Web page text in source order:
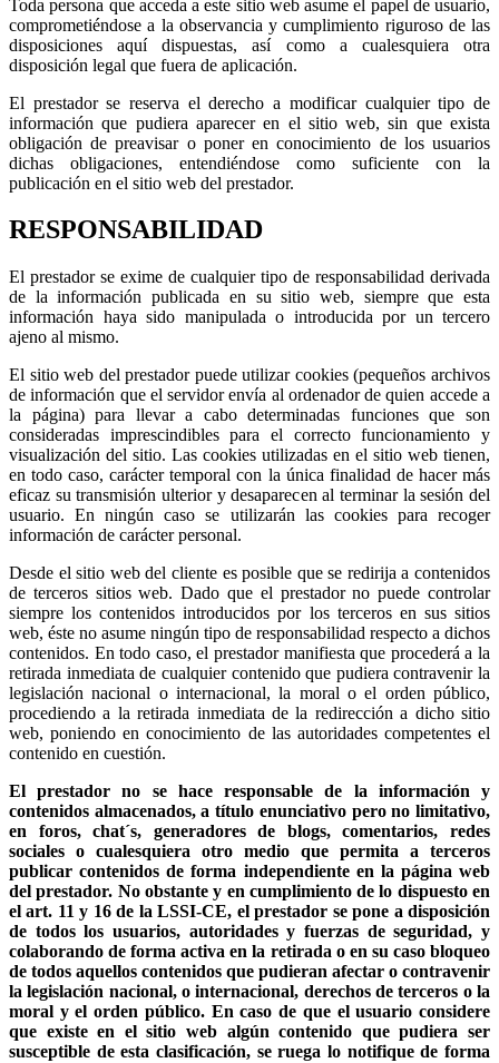
Toda persona que acceda a este sitio web asume el papel de usuario,
comprometiéndose a la observancia y cumplimiento riguroso de las
disposiciones aquí dispuestas, así como a cualesquiera otra
disposición legal que fuera de aplicación.
El prestador se reserva el derecho a modificar cualquier tipo de
información que pudiera aparecer en el sitio web, sin que exista
obligación de preavisar o poner en conocimiento de los usuarios
dichas obligaciones, entendiéndose como suficiente con la
publicación en el sitio web del prestador.
RESPONSABILIDAD
El prestador se exime de cualquier tipo de responsabilidad derivada
de la información publicada en su sitio web, siempre que esta
información haya sido manipulada o introducida por un tercero
ajeno al mismo.
El sitio web del prestador puede utilizar cookies (pequeños archivos
de información que el servidor envía al ordenador de quien accede a
la página) para llevar a cabo determinadas funciones que son
consideradas imprescindibles para el correcto funcionamiento y
visualización del sitio. Las cookies utilizadas en el sitio web tienen,
en todo caso, carácter temporal con la única finalidad de hacer más
eficaz su transmisión ulterior y desaparecen al terminar la sesión del
usuario. En ningún caso se utilizarán las cookies para recoger
información de carácter personal.
Desde el sitio web del cliente es posible que se redirija a contenidos
de terceros sitios web. Dado que el prestador no puede controlar
siempre los contenidos introducidos por los terceros en sus sitios
web, éste no asume ningún tipo de responsabilidad respecto a dichos
contenidos. En todo caso, el prestador manifiesta que procederá a la
retirada inmediata de cualquier contenido que pudiera contravenir la
legislación nacional o internacional, la moral o el orden público,
procediendo a la retirada inmediata de la redirección a dicho sitio
web, poniendo en conocimiento de las autoridades competentes el
contenido en cuestión.
El prestador no se hace responsable de la información y
contenidos almacenados, a título enunciativo pero no limitativo,
en foros, chat´s, generadores de blogs, comentarios, redes
sociales o cualesquiera otro medio que permita a terceros
publicar contenidos de forma independiente en la página web
del prestador. No obstante y en cumplimiento de lo dispuesto en
el art. 11 y 16 de la LSSI-CE, el prestador se pone a disposición
de todos los usuarios, autoridades y fuerzas de seguridad, y
colaborando de forma activa en la retirada o en su caso bloqueo
de todos aquellos contenidos que pudieran afectar o contravenir
la legislación nacional, o internacional, derechos de terceros o la
moral y el orden público. En caso de que el usuario considere
que existe en el sitio web algún contenido que pudiera ser
susceptible de esta clasificación, se ruega lo notifique de forma